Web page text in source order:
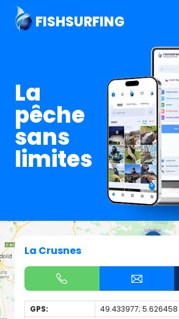
FISHSURFING
La
pêche
sans
limites
La Crusnes
GPS:
49.433977; 5.626458